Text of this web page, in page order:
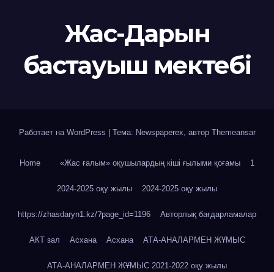
Жас-Дарын
бастауыш мектебі
Работает на WordPress | Тема: Newspaperex, автор Themeansar
Home «Жас ғалым» оқушылардың кіші ғылыми қоғамы 1
2024-2025 оқу жылы 2024-2025 оқу жылы
https://zhasdaryn1.kz/?page_id=1196 Авторлық бағдарламалар
АКТ зал Асхана Асхана АТА-АНАЛАРМЕН ЖҰМЫС
АТА-АНАЛАРМЕН ЖҰМЫС 2021-2022 оқу жылы